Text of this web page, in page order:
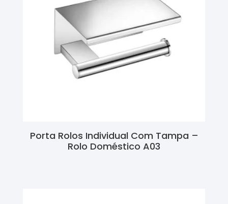
Porta Rolos Individual Com Tampa –
Rolo Doméstico A03